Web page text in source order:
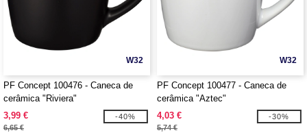
W32
PF Concept 100476 - Caneca de
cerâmica "Riviera"
3,99 €
6,65 €
-40%
W32
PF Concept 100477 - Caneca de
cerâmica "Aztec"
4,03 €
5,74 €
-30%